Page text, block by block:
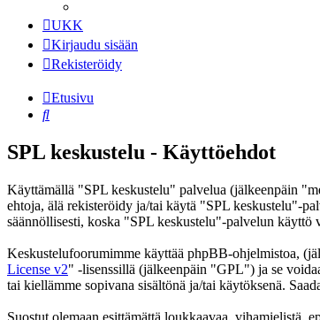
UKK
Kirjaudu sisään
Rekisteröidy
Etusivu
Etsi
SPL keskustelu - Käyttöehdot
Käyttämällä "SPL keskustelu" palvelua (jälkeenpäin
ehtoja, älä rekisteröidy ja/tai käytä "SPL keskustelu"-
säännöllisesti, koska "SPL keskustelu"-palvelun
Keskustelufoorumimme käyttää phpBB-ohjelmistoa,
License v2" -lisenssillä (jälkeenpäin "GPL") ja se
tai kiellämme sopivana sisältönä ja/tai käytöksenä.